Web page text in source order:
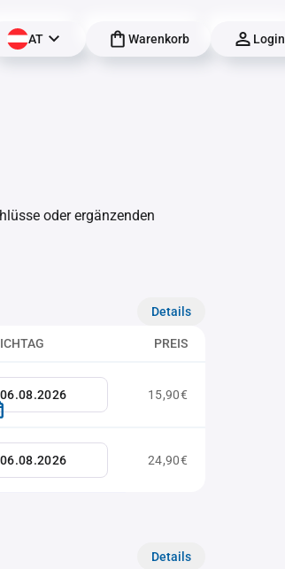
AT Warenkorb Login
oder ergänzenden
Details
PREIS
15,90€
24,90€
Details